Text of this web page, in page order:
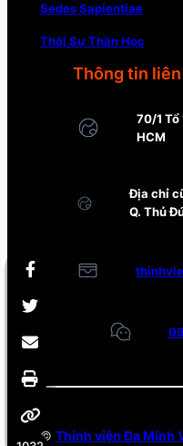
Sedes Sapientiae
Thời Sự Thần Học
Thông tin liên
70/1 Tổ
HCM
Địa chỉ
Q. Thủ
© Thỉnh viện Đa Minh